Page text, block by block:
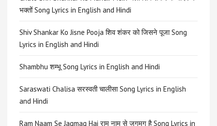
भक्तों Song Lyrics in English and Hindi
Shiv Shankar Ko Jisne Pooja शिव शंकर को जिसने पूजा Song
Lyrics in English and Hindi
Shambhu शम्भू Song Lyrics in English and Hindi
Saraswati Chalisa सरस्वती चालीसा Song Lyrics in English
and Hindi
Ram Naam Se Jagmag Hai राम नाम से जगमग है Song Lyrics in